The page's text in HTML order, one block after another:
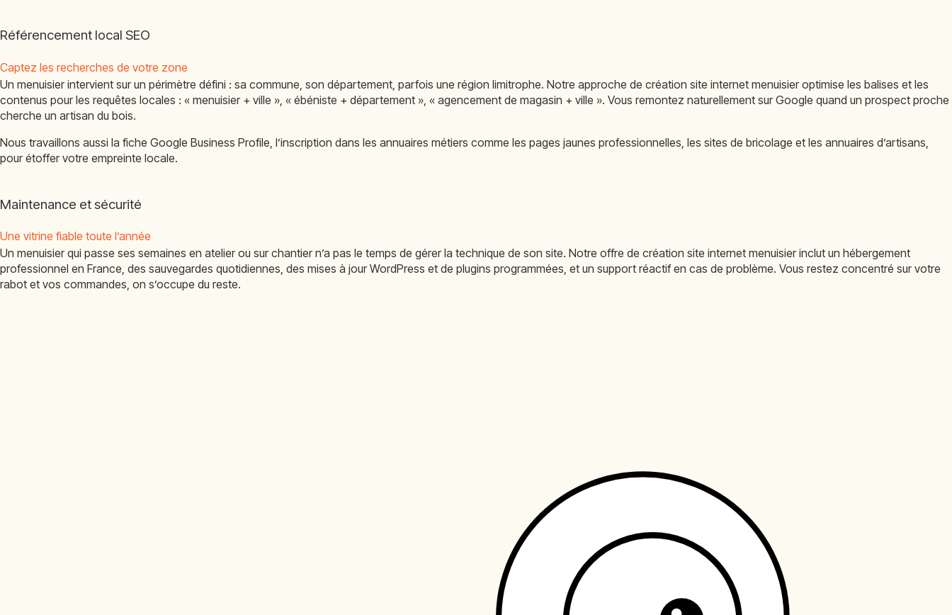
Référencement local SEO
Captez les recherches de votre zone
Un menuisier intervient sur un périmètre défini : sa commune, son département, parfois une région limitrophe. Notre approche de création site internet menuisier optimise les balises et les
contenus pour les requêtes locales : « menuisier + ville », « ébéniste + département », « agencement de magasin + ville ». Vous remontez naturellement sur Google quand un prospect proche
cherche un artisan du bois.
Nous travaillons aussi la fiche Google Business Profile, l’inscription dans les annuaires métiers comme les pages jaunes professionnelles, les sites de bricolage et les annuaires d’artisans,
pour étoffer votre empreinte locale.
Maintenance et sécurité
Une vitrine fiable toute l’année
Un menuisier qui passe ses semaines en atelier ou sur chantier n’a pas le temps de gérer la technique de son site. Notre offre de création site internet menuisier inclut un hébergement
professionnel en France, des sauvegardes quotidiennes, des mises à jour WordPress et de plugins programmées, et un support réactif en cas de problème. Vous restez concentré sur votre
rabot et vos commandes, on s’occupe du reste.